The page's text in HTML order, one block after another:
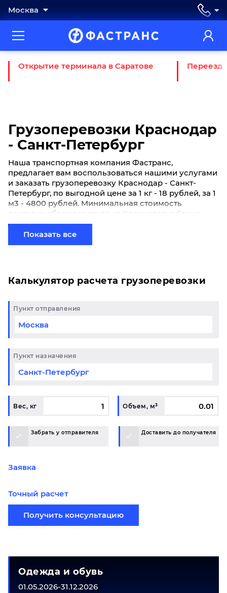
Москва
Открытие терминала в Саратове Переезд
Грузоперевозки Краснодар
- Санкт-Петербург
Наша транспортная компания Фастранс,
предлагает вам воспользоваться нашими услугами
и заказать грузоперевозку Краснодар - Санкт-
Петербург, по выгодной цене за 1 кг - 18 рублей, за 1
м3 - 4800 рублей. Минимальная стоимость
доставки сборного груза из Краснодар в Санкт-
Петербург начинается от 770 рублей. Если вы
хотите отправить свой груз сборной партией по
готовому маршруту в Санкт-Петербург и у вас
Показать все
Калькулятор расчета грузоперевозки
Пункт отправления
Пункт назначения
Вес, кг Объем, м³
Забрать у отправителя Доставить до получателя
Заявка
Точный расчет
Получить консультацию
Одежда и обувь
01.05.2026-31.12.2026